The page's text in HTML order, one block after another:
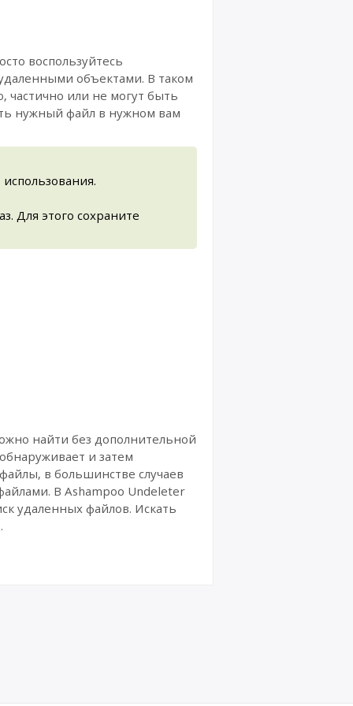
воспользуйтесь
объектами. В таком
частично или не могут быть
нужный файл в нужном вам
Для этого сохраните
найти без дополнительной
и затем
в большинстве случаев
В Ashampoo Undeleter
удаленных файлов. Искать